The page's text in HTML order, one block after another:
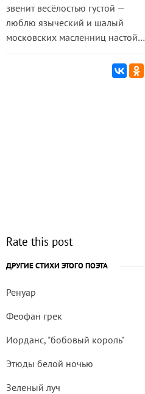
звенит весёлостью густой —
люблю языческий и шалый
московских масленниц настой…
Rate this post
ДРУГИЕ СТИХИ ЭТОГО ПОЭТА
Ренуар
Феофан грек
Иорданс, "бобовый король"
Этюды белой ночью
Зеленый луч